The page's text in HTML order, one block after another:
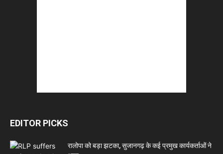
EDITOR PICKS
रालोपा को बड़ा झटका, सुजानगढ़ के कई प्रमुख कार्यकर्ताओं ने